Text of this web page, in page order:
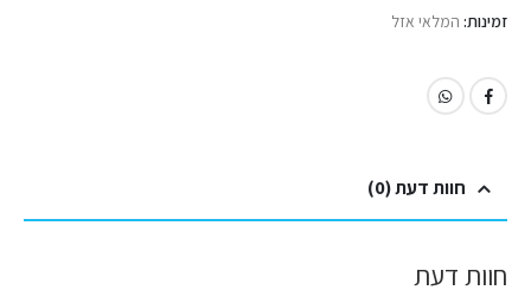
זמינות: המלאי אזל
חוות דעת (0)
חוות דעת